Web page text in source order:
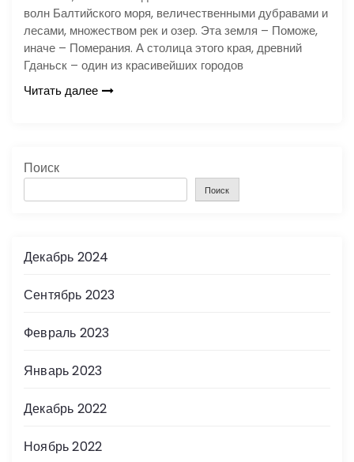
волн Балтийского моря, величественными дубравами и
лесами, множеством рек и озер. Эта земля – Поможе,
иначе – Померания. А столица этого края, древний
Гданьск – один из красивейших городов
Читать далее
Поиск
Поиск
Декабрь 2024
Сентябрь 2023
Февраль 2023
Январь 2023
Декабрь 2022
Ноябрь 2022